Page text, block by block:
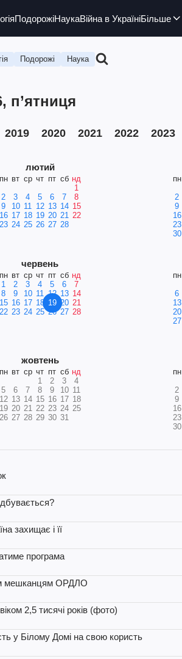
ПодорожіНаукаВійна в УкраїніБільше
Подорожі Наука
п’ятниця
2019 2020 2021 2022 2023
лютий
пн вт ср чт пт сб нд
1
2
3 4 5 6 7
8
9
10 11 12 13 14 15
16 17 18 19 20 21 22
23 24 25 26 27 28
пн
2
9
16
23
30
червень
пн вт ср чт пт сб нд
1
2 3 4 5 6
7
8
9 10 11 12 13 14
15 16 17 18 19 20 21
22 23 24 25 26 27 28
пн
6
13
20
27
жовтень
пн вт ср чт пт сб нд
1
2 3
4
5
6 7 8 9 10 11
12 13 14 15 16 17 18
19 20 21 22 23 24 25
26 27 28 29 30 31
пн
2
9
16
23
30
захищає і її
програма
мешканцям ОРДЛО
2,5 тисячі років (фото)
у Білому Домі на свою користь